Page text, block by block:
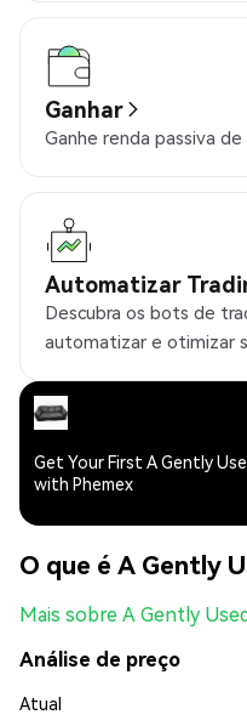
Ganhar
Ganhe renda passiva
Automatizar
Descubra os bots de
automatizar e otimizar
Get Your First A Gently
with Phemex
O que é A Gently
Mais sobre A Gently
Análise de preço
Atual